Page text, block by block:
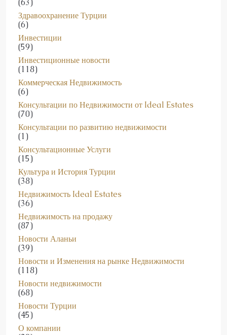
Здравоохранение Турции
(6)
Инвестиции
(59)
Инвестиционные новости
(118)
Коммерческая Недвижимость
(6)
Консультации по Недвижимости от Ideal Estates
(70)
Консультации по развитию недвижимости
(1)
Консультационные Услуги
(15)
Культура и История Турции
(38)
Недвижимость Ideal Estates
(36)
Недвижимость на продажу
(87)
Новости Аланьи
(39)
Новости и Изменения на рынке Недвижимости
(118)
Новости недвижимости
(68)
Новости Турции
(45)
О компании
(29)